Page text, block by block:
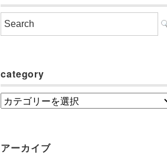
category
category
アーカイブ